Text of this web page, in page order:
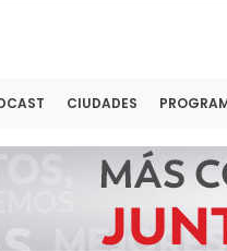
CIUDADES